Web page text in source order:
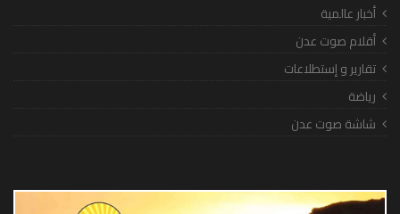
أخبار عالمية
أقلام صوت عدن
تقارير و إستطلاعات
رياضة
شاشة صوت عدن